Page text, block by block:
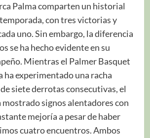
Palma comparten un historial
con tres victorias y
uno. Sin embargo, la diferencia
se ha hecho evidente en su
Mientras el Palmer Basquet
ha experimentado una racha
siete derrotas consecutivas, el
mostrado signos alentadores con
mejoría a pesar de haber
cuatro encuentros. Ambos